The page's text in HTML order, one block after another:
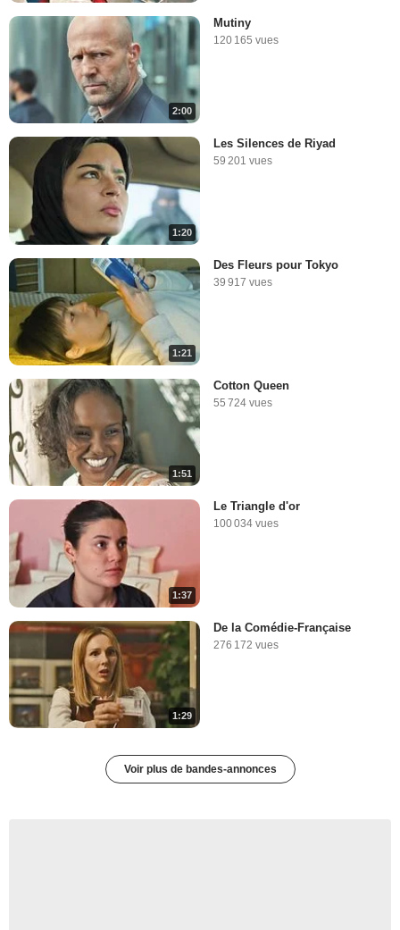
2:00
Mutiny
120 165 vues
1:20
Les Silences de Riyad
59 201 vues
1:21
Des Fleurs pour Tokyo
39 917 vues
1:51
Cotton Queen
55 724 vues
1:37
Le Triangle d'or
100 034 vues
1:29
De la Comédie-Française
276 172 vues
Voir plus de bandes-annonces